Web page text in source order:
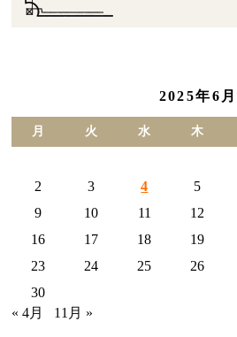
2025年6月
月 火 水 木
2
3 4 5
9
10 11 12
16
17 18 19
23
24 25 26
30
« 4月
11月 »